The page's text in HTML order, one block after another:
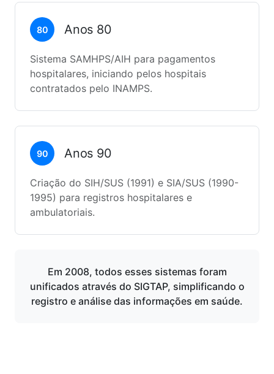
80 Anos 80
Sistema SAMHPS/AIH para pagamentos
hospitalares, iniciando pelos hospitais
contratados pelo INAMPS.
90 Anos 90
Criação do SIH/SUS (1991) e SIA/SUS (1990-
1995) para registros hospitalares e
ambulatoriais.
Em 2008, todos esses sistemas foram
unificados através do SIGTAP, simplificando o
registro e análise das informações em saúde.